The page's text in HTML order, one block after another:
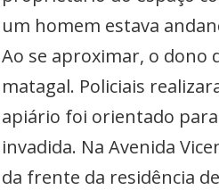
um homem estava
Ao se aproximar, o dono
matagal. Policiais
apiário foi orientado
invadida. Na Avenida
da frente da residência